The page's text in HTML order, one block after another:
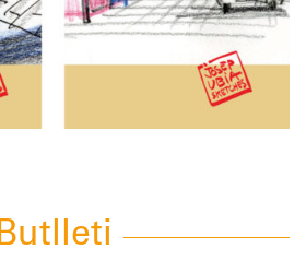
Butlleti